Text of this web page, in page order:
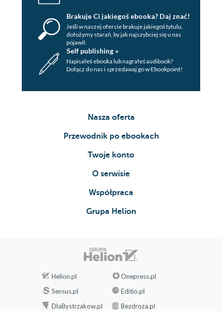
Brakuje Ci jakiegoś ebooka? Daj znać!
Jeśli w naszej ofercie brakuje jakiegoś tytulu,
dołożymy starań, by jak najszybciej się u nas
pojawił.
Self publishing »
Napisałeś ebooka lub nagrałeś audibook?
Dołącz do nas i sprzedawaj go w Ebookpoint!
Nasza oferta
Przewodnik po ebookach
Twoje konto
O serwisie
Współpraca
Grupa Helion
Helion.pl
Onepress.pl
Sensus.pl
Editio.pl
DlaBystrzakow.pl
Bezdroza.pl